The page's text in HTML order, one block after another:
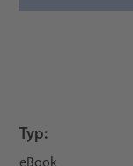
Typ:
eBook